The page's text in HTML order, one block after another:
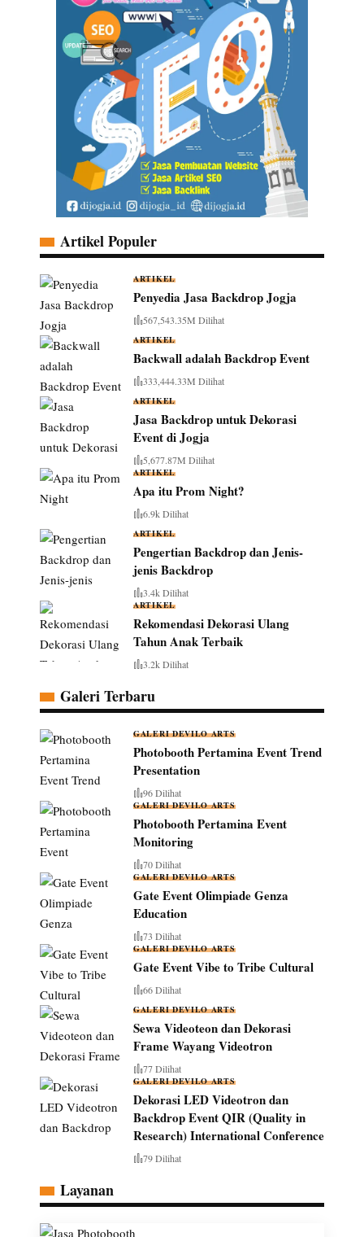
Artikel Populer
ARTIKEL
Penyedia Jasa Backdrop Jogja
567,543.35M Dilihat
ARTIKEL
Backwall adalah Backdrop Event
333,444.33M Dilihat
ARTIKEL
Jasa Backdrop untuk Dekorasi
Event di Jogja
5,677.87M Dilihat
ARTIKEL
Apa itu Prom Night?
6.9k Dilihat
ARTIKEL
Pengertian Backdrop dan Jenis-
jenis Backdrop
3.4k Dilihat
ARTIKEL
Rekomendasi Dekorasi Ulang
Tahun Anak Terbaik
3.2k Dilihat
Galeri Terbaru
GALERI DEVILO ARTS
Photobooth Pertamina Event Trend
Presentation
96 Dilihat
GALERI DEVILO ARTS
Photobooth Pertamina Event
Monitoring
70 Dilihat
GALERI DEVILO ARTS
Gate Event Olimpiade Genza
Education
73 Dilihat
GALERI DEVILO ARTS
Gate Event Vibe to Tribe Cultural
66 Dilihat
GALERI DEVILO ARTS
Sewa Videoteon dan Dekorasi
Frame Wayang Videotron
77 Dilihat
GALERI DEVILO ARTS
Dekorasi LED Videotron dan
Backdrop Event QIR (Quality in
Research) International Conference
79 Dilihat
Layanan